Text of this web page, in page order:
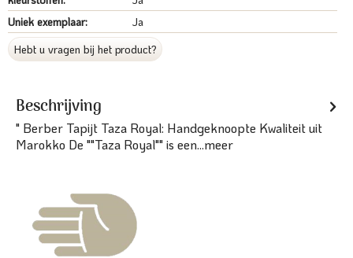
Uniek exemplaar:
Ja
Hebt u vragen bij het product?
Beschrijving
" Berber Tapijt Taza Royal: Handgeknoopte Kwaliteit uit
Marokko De ""Taza Royal"" is een...meer